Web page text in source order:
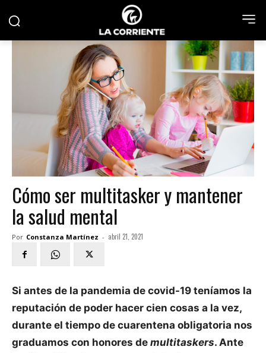
Cómo ser multitasker y mantener
la salud mental
Por Constanza Martínez - abril 21, 2021
Si antes de la pandemia de covid-19 teníamos la
reputación de poder hacer cien cosas a la vez,
durante el tiempo de cuarentena obligatoria nos
graduamos con honores de multitaskers. Ante